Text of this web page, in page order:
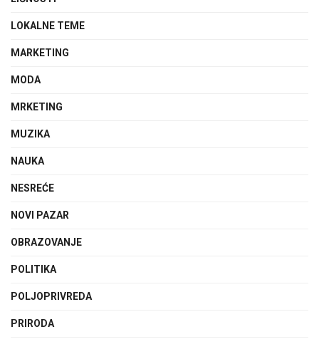
LOKALNE TEME
MARKETING
MODA
MRKETING
MUZIKA
NAUKA
NESREĆE
NOVI PAZAR
OBRAZOVANJE
POLITIKA
POLJOPRIVREDA
PRIRODA